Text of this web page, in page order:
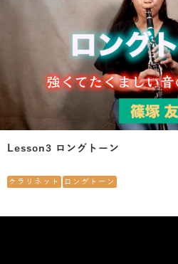
Lesson3 ロングトーン
クラリネット ロングトーン